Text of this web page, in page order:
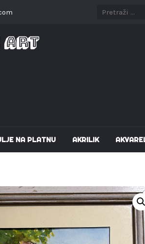
NA PLATNU AKRILIK